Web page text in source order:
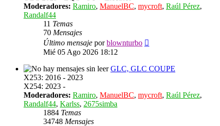
Moderadores: Ramiro, ManuelBC, mycroft, Raúl Pérez,
Randalf44
11 Temas
70 Mensajes
Último mensaje porblownturbo
Mié 05 Ago 2026 18:12
GLC, GLC COUPE
X253: 2016 - 2023
X254: 2023 -
Moderadores: Ramiro, ManuelBC, mycroft, Raúl Pérez,
Randalf44, Karlss, 2675simba
1884 Temas
34748 Mensajes